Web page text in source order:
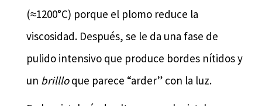
(≈1200°C) porque el plomo reduce la
viscosidad. Después, se le da una fase de
pulido intensivo que produce bordes nítidos y
un brillloque parece “arder” con la luz.